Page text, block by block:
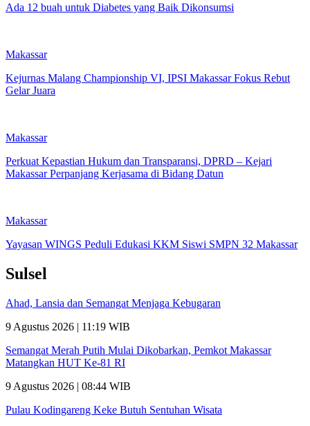
Ada 12 buah untuk Diabetes yang Baik Dikonsumsi
Makassar
Kejurnas Malang Championship VI, IPSI Makassar Fokus Rebut
Gelar Juara
Makassar
Perkuat Kepastian Hukum dan Transparansi, DPRD – Kejari
Makassar Perpanjang Kerjasama di Bidang Datun
Makassar
Yayasan WINGS Peduli Edukasi KKM Siswi SMPN 32 Makassar
Sulsel
Ahad, Lansia dan Semangat Menjaga Kebugaran
9 Agustus 2026 | 11:19 WIB
Semangat Merah Putih Mulai Dikobarkan, Pemkot Makassar
Matangkan HUT Ke-81 RI
9 Agustus 2026 | 08:44 WIB
Pulau Kodingareng Keke Butuh Sentuhan Wisata